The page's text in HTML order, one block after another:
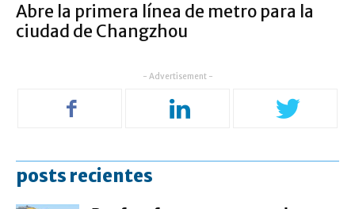
Abre la primera línea de metro para la
ciudad de Changzhou
- Advertisement -
posts recientes